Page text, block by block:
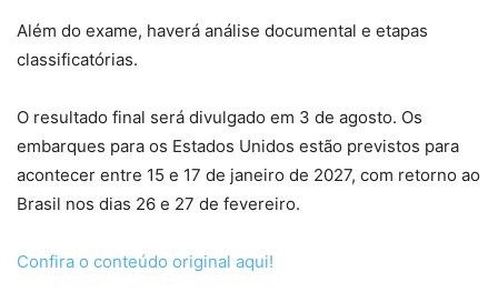
Além do exame, haverá análise documental e etapas
classificatórias.
O resultado final será divulgado em 3 de agosto. Os
embarques para os Estados Unidos estão previstos para
acontecer entre 15 e 17 de janeiro de 2027, com retorno ao
Brasil nos dias 26 e 27 de fevereiro.
Confira o conteúdo original aqui!